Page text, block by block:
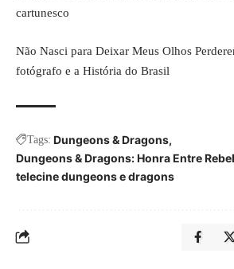
cartunesco
Não Nasci para Deixar Meus Olhos
fotógrafo e a História do Brasil
Tags: Dungeons & Dragons
Dungeons & Dragons: Honra Entre
telecine dungeons e dragons